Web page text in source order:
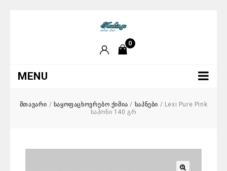
0
MENU
მთავარი / საყოფაცხოვრებო ქიმია / საპნები / Lexi Pure Pink
საპონი 140 გრ